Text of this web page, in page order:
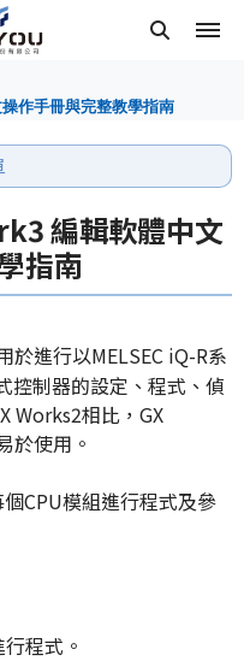
作手冊與完整教學指南
編輯軟體中文
指南
於進行以MELSEC iQ-R系
控制器的設定、程式、偵
Works2相比，GX
於使用。
CPU模組進行程式及參
程式。